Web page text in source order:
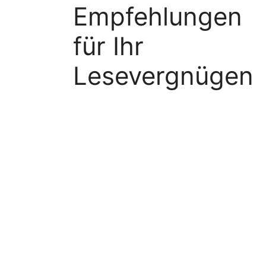
Empfehlungen
für Ihr
Lesevergnügen